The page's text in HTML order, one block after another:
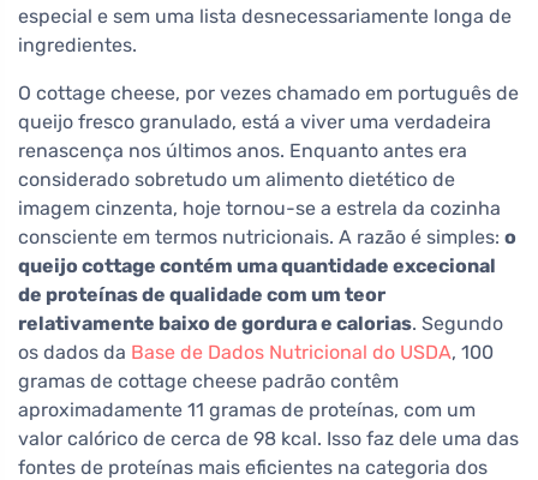
especial e sem uma lista desnecessariamente longa de
ingredientes.
O cottage cheese, por vezes chamado em português de
queijo fresco granulado, está a viver uma verdadeira
renascença nos últimos anos. Enquanto antes era
considerado sobretudo um alimento dietético de
imagem cinzenta, hoje tornou-se a estrela da cozinha
consciente em termos nutricionais. A razão é simples: o
queijo cottage contém uma quantidade excecional
de proteínas de qualidade com um teor
relativamente baixo de gordura e calorias. Segundo
os dados da Base de Dados Nutricional do USDA, 100
gramas de cottage cheese padrão contêm
aproximadamente 11 gramas de proteínas, com um
valor calórico de cerca de 98 kcal. Isso faz dele uma das
fontes de proteínas mais eficientes na categoria dos